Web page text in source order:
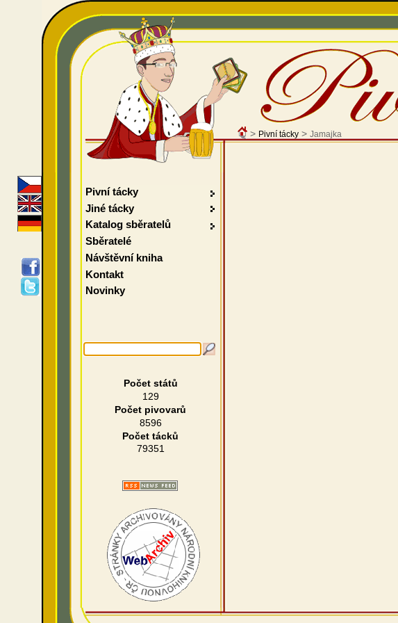
> Pivní tácky> Jamajka
Pivní tácky
Jiné tácky
Katalog sběratelů
Sběratelé
Návštěvní kniha
Kontakt
Novinky
Počet států
129
Počet pivovarů
8596
Počet tácků
79351